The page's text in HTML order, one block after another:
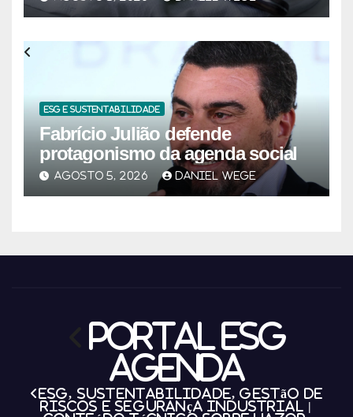
ESG E SUSTENTABILIDADE
Fabrício Julião defende
protagonismo da agenda social
AGOSTO 5, 2026 DANIEL WEGE
Portal ESG
Agenda
ESG, Sustentabilidade, Gestão de
Riscos e Segurança Industrial |